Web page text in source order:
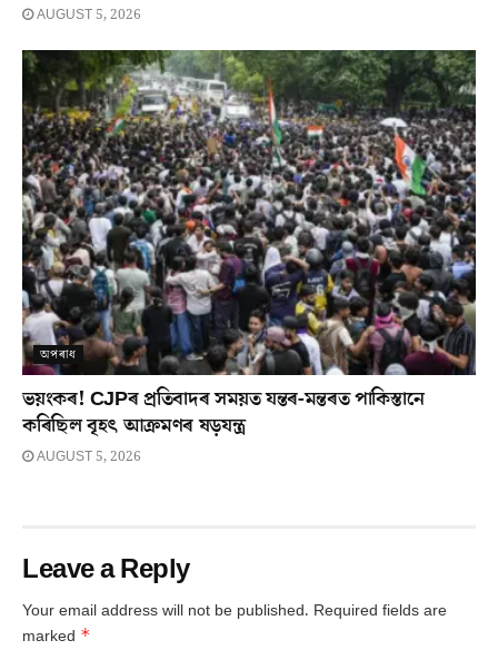
AUGUST 5, 2026
অপৰাধ
ভয়ংকৰ! CJPৰ প্ৰতিবাদৰ সময়ত যন্তৰ-মন্তৰত পাকিস্তানে
কৰিছিল বৃহৎ আক্ৰমণৰ ষড়যন্ত্ৰ
AUGUST 5, 2026
Leave a Reply
Your email address will not be published. Required fields are
marked *